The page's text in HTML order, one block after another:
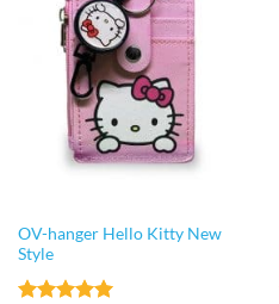
OV-hanger Hello Kitty New
Style